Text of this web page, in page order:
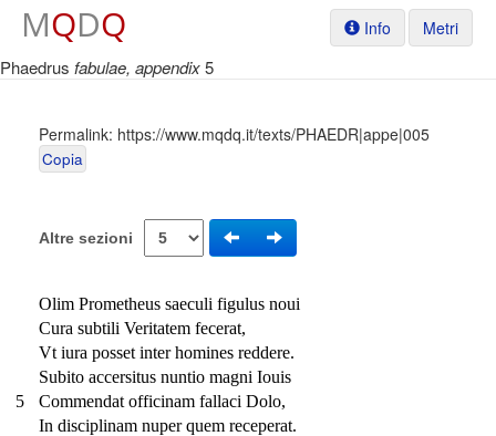
MQDQ Info Metri
Phaedrus fabulae, appendix5
Permalink: https://www.mqdq.it/texts/PHAEDR|appe|005
Copia
Altre sezioni
Olim Prometheus saeculi figulus noui
Cura subtili Veritatem fecerat,
Vt iura posset inter homines reddere.
Subito accersitus nuntio magni Iouis
5
Commendat officinam fallaci Dolo,
In disciplinam nuper quem receperat.